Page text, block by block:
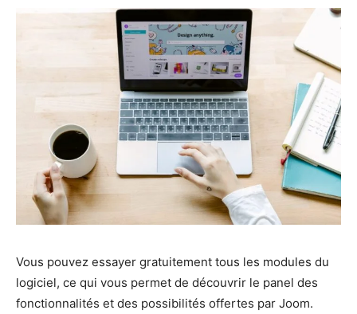
Vous pouvez essayer gratuitement tous les modules du
logiciel, ce qui vous permet de découvrir le panel des
fonctionnalités et des possibilités offertes par Joom.